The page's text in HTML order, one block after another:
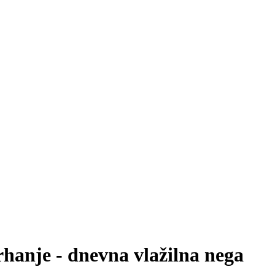
- dnevna vlažilna nega